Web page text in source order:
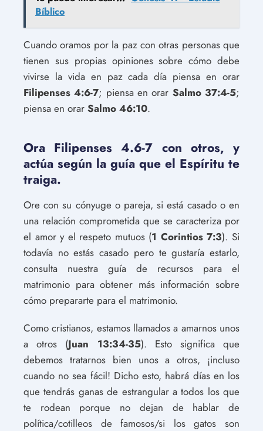
Bíblico
Cuando oramos por la paz con otras personas que
tienen sus propias opiniones sobre cómo debe
vivirse la vida en paz cada día piensa en orar
Filipenses 4:6-7; piensa en orar Salmo 37:4-5;
piensa en orar Salmo 46:10.
Ora Filipenses 4.6-7 con otros, y
actúa según la guía que el Espíritu te
traiga.
Ore con su cónyuge o pareja, si está casado o en
una relación comprometida que se caracteriza por
el amor y el respeto mutuos (1 Corintios 7:3). Si
todavía no estás casado pero te gustaría estarlo,
consulta nuestra guía de recursos para el
matrimonio para obtener más información sobre
cómo prepararte para el matrimonio.
Como cristianos, estamos llamados a amarnos unos
a otros (Juan 13:34-35). Esto significa que
debemos tratarnos bien unos a otros, ¡incluso
cuando no sea fácil! Dicho esto, habrá días en los
que tendrás ganas de estrangular a todos los que
te rodean porque no dejan de hablar de
política/cotilleos de famosos/si los gatos son